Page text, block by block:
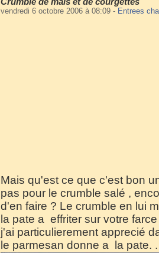
vendredi 6 octobre 2006 à 08:09 - Entrees
Mais qu'est ce que c'est bon
pas pour le crumble salé ,
d'en faire ? Le crumble en lui
la pate a effriter sur votre
j'ai particulierement apprecié
le parmesan donne a la pate. .